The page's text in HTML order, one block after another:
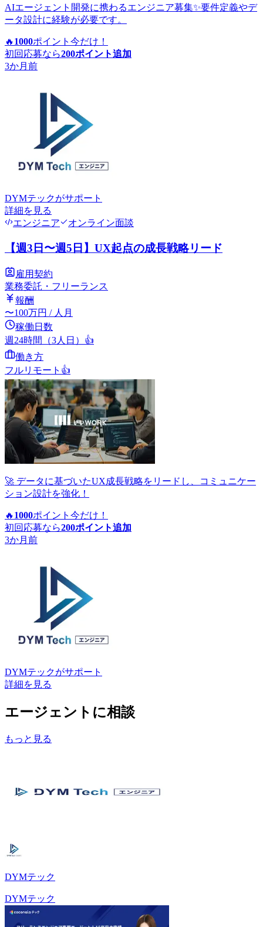
AIエージェント開発に携わるエンジニア募集✨要件定義やデ
ータ設計に経験が必要です。
🔥 1000ポイント 今だけ！
初回応募なら200ポイント追加
3か月前
DYMテックがサポート
詳細を見る
エンジニア
オンライン面談
【週3日〜週5日】UX起点の成長戦略リード
雇用契約
業務委託・フリーランス
報酬
〜100万円 / 人月
稼働日数
週24時間（3人日） 👍
働き方
フルリモート 👍
🚀 データに基づいたUX成長戦略をリードし、コミュニケー
ション設計を強化！
🔥 1000ポイント 今だけ！
初回応募なら200ポイント追加
3か月前
DYMテックがサポート
詳細を見る
エージェントに相談
もっと見る
DYMテック
DYMテック